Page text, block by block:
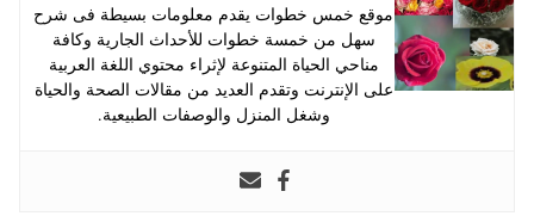
موقع خمس خطوات يقدم معلومات بسيطة فى شرح
سهل من خمسة خطوات للأحداث الجارية وكافة
مناحي الحياة المتنوعة لإثراء محتوي اللغة العربية
على الإنترنت وتقدم العديد من مقالات الصحة والحياة
وشغل المنزل والوصفات الطبيعية.